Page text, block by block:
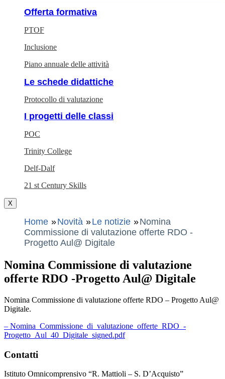
Offerta formativa
PTOF
Inclusione
Piano annuale delle attività
Le schede didattiche
Protocollo di valutazione
I progetti delle classi
POC
Trinity College
Delf-Dalf
21 st Century Skills
X
Home Novità Le notizie
Nomina
Commissione di valutazione offerte RDO -
Progetto Aul@ Digitale
Nomina Commissione di valutazione
offerte RDO -Progetto Aul@ Digitale
Nomina Commissione di valutazione offerte RDO – Progetto Aul@
Digitale.
– Nomina_Commissione_di_valutazione_offerte_RDO_-
Progetto_Aul_40_Digitale_signed.pdf
Contatti
Istituto Omnicomprensivo “R. Mattioli – S. D’Acquisto”